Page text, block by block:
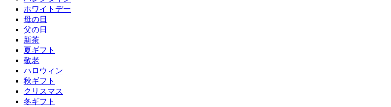
ホワイトデー
母の日
父の日
新茶
夏ギフト
敬老
ハロウィン
秋ギフト
クリスマス
冬ギフト